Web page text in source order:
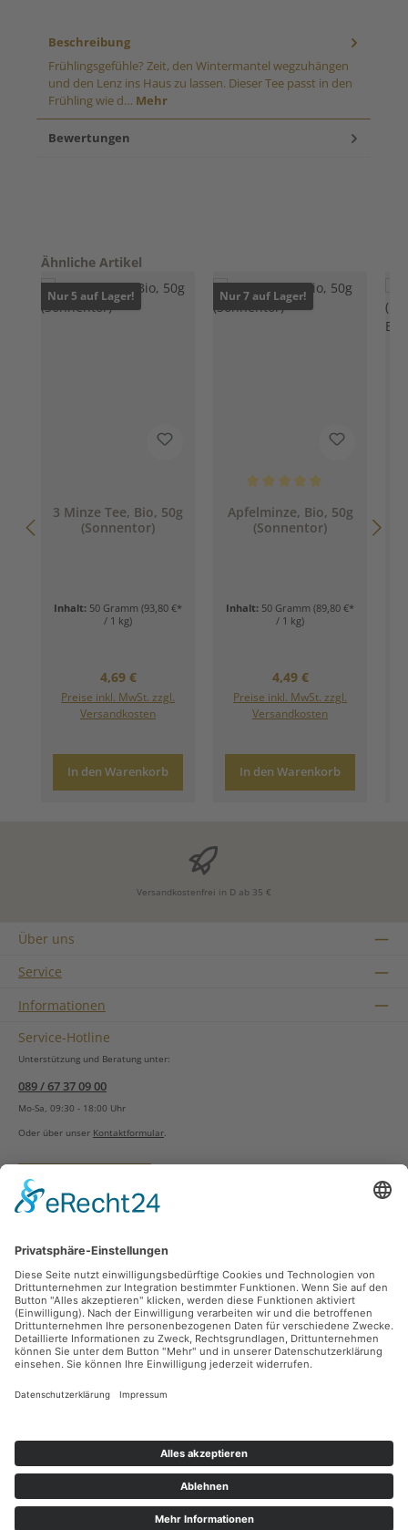
Beschreibung
Frühlingsgefühle? Zeit, den Wintermantel wegzuhängen
und den Lenz ins Haus zu lassen. Dieser Tee passt in den
Frühling wie d… Mehr
Bewertungen
Produktgalerie überspringen
Ähnliche Artikel
Nur 5 auf Lager!
3 Minze Tee, Bio, 50g
(Sonnentor)
Inhalt: 50 Gramm (93,80 €*
/ 1 kg)
Regulärer Preis:
4,69 €
Preise inkl. MwSt. zzgl.
Versandkosten
In den Warenkorb
Nur 7 auf Lager!
Apfelminze, Bio, 50g
(Sonnentor)
Inhalt: 50 Gramm (89,80 €*
/ 1 kg)
Regulärer Preis:
4,49 €
Preise inkl. MwSt. zzgl.
Versandkosten
In den Warenkorb
Versandkostenfrei in D ab 35 €
Über uns
Service
Informationen
Service-Hotline
Unterstützung und Beratung unter:
089 / 67 37 09 00
Mo-Sa, 09:30 - 18:00 Uhr
Oder über unser Kontaktformular.
Vertrag widerrufen
Zahlungsarten
Sicher Einkaufen
Ladengeschäft
Newsletter
Facebook Instagram
Alle Preise inkl. gesetzl. Mehrwertsteuer zzgl.
Nachnahmegebühren, wenn nicht anders angegeben.